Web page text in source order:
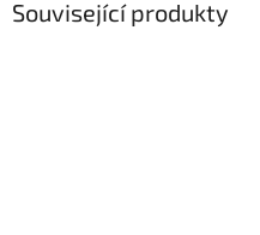
Související produkty